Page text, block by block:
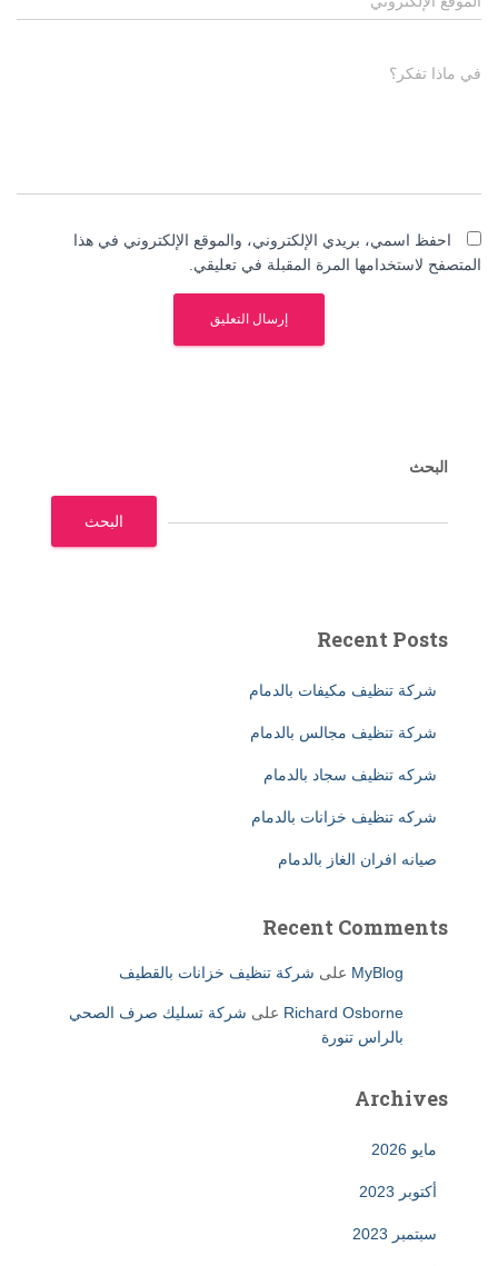
في ماذا تفكر؟
احفظ اسمي، بريدي الإلكتروني، والموقع الإلكتروني في هذا
المتصفح لاستخدامها المرة المقبلة في تعليقي.
البحث
البحث
Recent Posts
شركة تنظيف مكيفات بالدمام
شركة تنظيف مجالس بالدمام
شركه تنظيف سجاد بالدمام
شركه تنظيف خزانات بالدمام
صيانه افران الغاز بالدمام
Recent Comments
MyBlog على شركة تنظيف خزانات بالقطيف
Richard Osborne على شركة تسليك صرف الصحي
بالراس تنورة
Archives
مايو 2026
أكتوبر 2023
سبتمبر 2023